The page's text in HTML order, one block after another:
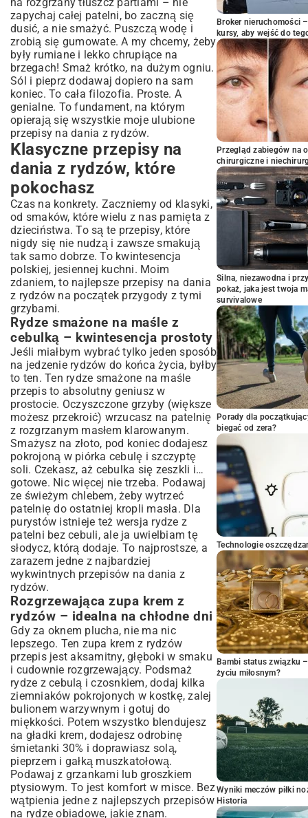
zapychaj całej patelni, bo zaczną się
dusić, a nie smażyć. Puszczą wodę i
zrobią się gumowate. A my chcemy, żeby
były rumiane i lekko chrupiące na
brzegach! Smaż krótko, na dużym ogniu.
Sól i pieprz dodawaj dopiero na sam
koniec. To cała filozofia. Proste. A
genialne. To fundament, na którym
opierają się wszystkie moje ulubione
przepisy na dania z rydzów.
Klasyczne przepisy na
dania z rydzów, które
pokochasz
Czas na konkrety. Zaczniemy od klasyki,
od smaków, które wielu z nas pamięta z
dzieciństwa. To są te przepisy, które
nigdy się nie nudzą i zawsze smakują
tak samo dobrze. To kwintesencja
polskiej, jesiennej kuchni. Moim
zdaniem, to najlepsze przepisy na dania
z rydzów na początek przygody z tymi
grzybami.
Rydze smażone na maśle z
cebulką – kwintesencja prostoty
Jeśli miałbym wybrać tylko jeden sposób
na jedzenie rydzów do końca życia, byłby
to ten. Ten rydze smażone na maśle
przepis to absolutny geniusz w
prostocie. Oczyszczone grzyby (większe
możesz przekroić) wrzucasz na patelnię
z rozgrzanym masłem klarowanym.
Smażysz na złoto, pod koniec dodajesz
pokrojoną w piórka cebulę i szczyptę
soli. Czekasz, aż cebulka się zeszkli i…
gotowe. Nic więcej nie trzeba. Podawaj
ze świeżym chlebem, żeby wytrzeć
patelnię do ostatniej kropli masła. Dla
purystów istnieje też wersja rydze z
patelni bez cebuli, ale ja uwielbiam tę
słodycz, którą dodaje. To najprostsze, a
zarazem jedne z najbardziej
wykwintnych przepisów na dania z
rydzów.
Rozgrzewająca zupa krem z
rydzów – idealna na chłodne dni
Gdy za oknem plucha, nie ma nic
lepszego. Ten zupa krem z rydzów
przepis jest aksamitny, głęboki w smaku
i cudownie rozgrzewający. Podsmaż
rydze z cebulą i czosnkiem, dodaj kilka
ziemniaków pokrojonych w kostkę, zalej
bulionem warzywnym i gotuj do
miękkości. Potem wszystko blendujesz
na gładki krem, dodajesz odrobinę
śmietanki 30% i doprawiasz solą,
pieprzem i gałką muszkatołową.
Podawaj z grzankami lub groszkiem
ptysiowym. To jest komfort w misce. Bez
wątpienia jedne z najlepszych przepisów
na rydze obiadowe, jakie znam.
Broker nieruchomości
kursy, aby wejść do
Przegląd zabiegów na
chirurgiczne i
Silna, niezawodna i
pokaż, jaka jest twoja
survivalowe
Porady dla
biegać od zera?
Technologie
Bambi status związku
życiu miłosnym?
Wyniki meczów piłki
Historia